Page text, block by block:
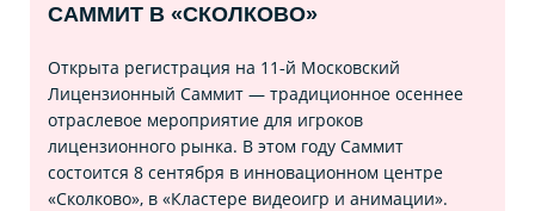
САММИТ В «СКОЛКОВО»
Открыта регистрация на 11‑й Московский
Лицензионный Саммит — традиционное осеннее
отраслевое мероприятие для игроков
лицензионного рынка. В этом году Саммит
состоится 8 сентября в инновационном центре
«Сколково», в «Кластере видеоигр и анимации».